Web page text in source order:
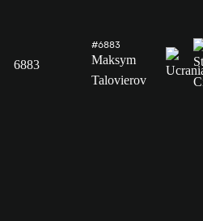
6883
#6883
Maksym
Talovierov